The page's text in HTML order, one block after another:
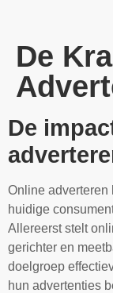
De
De
Online adverteren
huidige
Allereerst stelt
gerichter en
doelgroep
hun advertenties